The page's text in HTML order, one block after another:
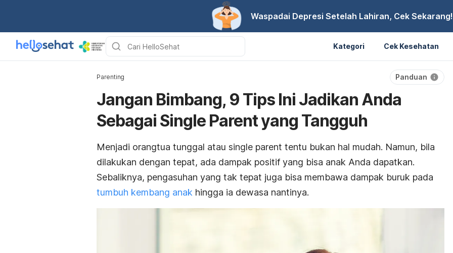
Waspadai Depresi Setelah Lahiran, Cek Sekarang!
Kategori Cek Kesehatan
Parenting Panduan
Jangan Bimbang, 9 Tips Ini Jadikan Anda
Sebagai Single Parent yang Tangguh
Menjadi orangtua tunggal atau single parent tentu bukan hal mudah. Namun, bila
dilakukan dengan tepat, ada dampak positif yang bisa anak Anda dapatkan.
Sebaliknya, pengasuhan yang tak tepat juga bisa membawa dampak buruk pada
tumbuh kembang anak hingga ia dewasa nantinya.